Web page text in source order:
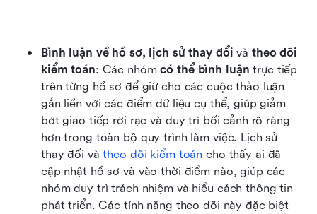
Bình luận về hồ sơ, lịch sử thay đổi và theo dõi
kiểm toán: Các nhóm có thể bình luận trực tiếp
trên từng hồ sơ để giữ cho các cuộc thảo luận
gắn liền với các điểm dữ liệu cụ thể, giúp giảm
bớt giao tiếp rời rạc và duy trì bối cảnh rõ ràng
hơn trong toàn bộ quy trình làm việc. Lịch sử
thay đổi và theo dõi kiểm toán cho thấy ai đã
cập nhật hồ sơ và vào thời điểm nào, giúp các
nhóm duy trì trách nhiệm và hiểu cách thông tin
phát triển. Các tính năng theo dõi này đặc biệt